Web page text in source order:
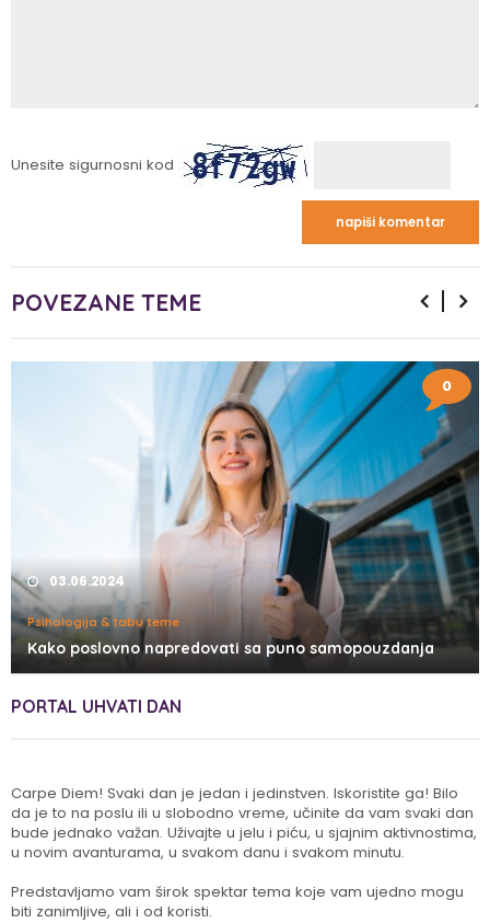
Unesite sigurnosni kod
POVEZANE TEME
0
03.06.2024
Psihologija & tabu teme
Kako poslovno napredovati sa puno samopouzdanja
PORTAL UHVATI DAN
Carpe Diem! Svaki dan je jedan i jedinstven. Iskoristite ga! Bilo
da je to na poslu ili u slobodno vreme, učinite da vam svaki dan
bude jednako važan. Uživajte u jelu i piću, u sjajnim aktivnostima,
u novim avanturama, u svakom danu i svakom minutu.
Predstavljamo vam širok spektar tema koje vam ujedno mogu
biti zanimljive, ali i od koristi.